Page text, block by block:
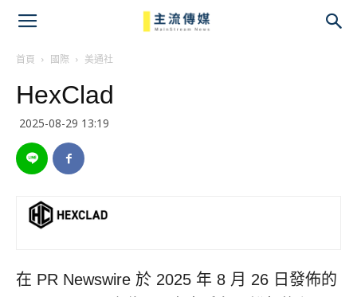
首頁 國際 美通社
HexClad
2025-08-29 13:19
在 PR Newswire 於 2025 年 8 月 26 日發佈的